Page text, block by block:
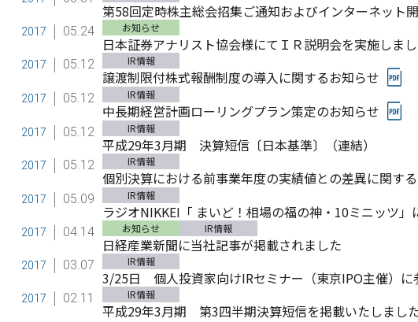
第58回定時株主総会招集ご通知およびインターネット
2017 05.24 お知らせ
日本証券アナリスト協会様にてＩＲ説明会を実施しま
2017 05.12 IR情報
譲渡制限付株式報酬制度の導入に関するお知らせ
2017 05.12 IR情報
中長期経営計画ローリングプラン策定のお知らせ
2017 05.12 IR情報
平成29年3月期 決算短信〔日本基準〕（連結）
2017 05.12 IR情報
個別決算における前事業年度の実績値との差異に関す
2017 05.09 IR情報
ラジオNIKKEI「 まいど！相場の福の神・10ミニッツ
2017 04.14 お知らせ IR情報
日経産業新聞に当社記事が掲載されました
2017 03.07 IR情報
3/25日 個人投資家向けIRセミナー（東京IPO主催）に
2017 02.11 IR情報
平成29年3月期 第3四半期決算短信を掲載いたしまし